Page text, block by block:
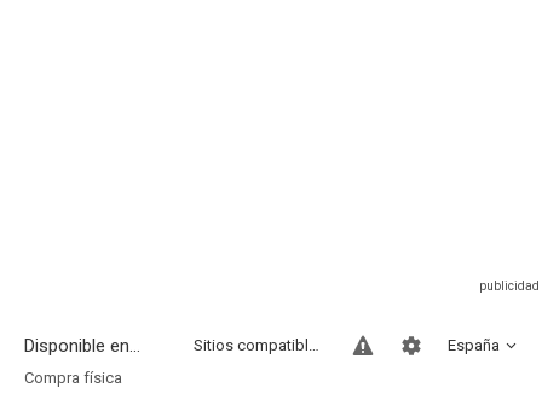
Disponible en... España
Sitios compatibles
Compra física